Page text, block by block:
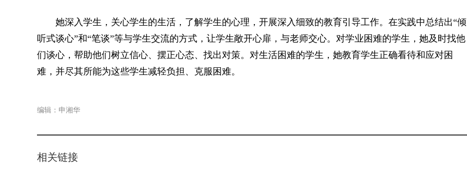
她深入学生，关心学生的生活，了解学生的心理，开展深入细致的教育引导工作。在实践中总结出“倾
听式谈心”和“笔谈”等与学生交流的方式，让学生敞开心扉，与老师交心。对学业困难的学生，她及时找他
们谈心，帮助他们树立信心、摆正心态、找出对策。对生活困难的学生，她教育学生正确看待和应对困
难，并尽其所能为这些学生减轻负担、克服困难。
编辑：申湘华
相关链接